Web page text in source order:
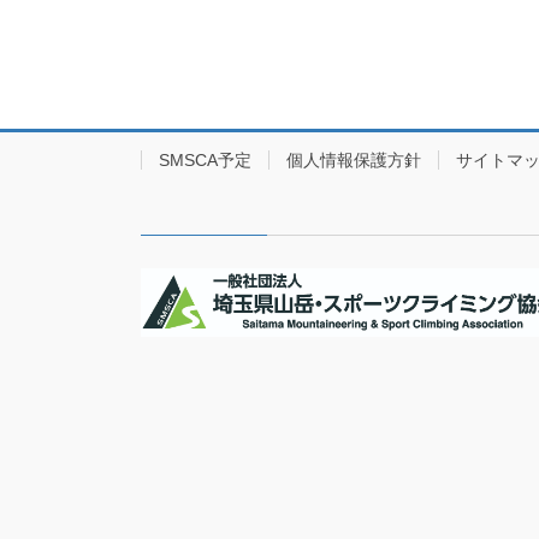
SMSCA予定 個人情報保護方針 サイトマ